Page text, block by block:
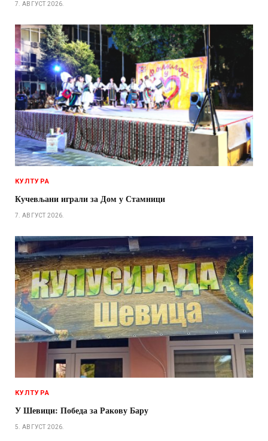
7. АВГУСТ 2026.
КУЛТУРА
Кучевљани играли за Дом у Стамници
7. АВГУСТ 2026.
КУЛТУРА
У Шевици: Победа за Ракову Бару
5. АВГУСТ 2026.